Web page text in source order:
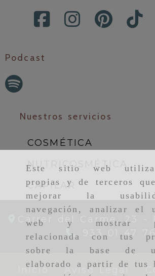
Este sitio web utiliza
propias y de terceros
mejorar la
navegación, analizar el
web y mostrar
relacionada con tus
sobre la base de
elaborado a partir de tus
Podcast
Nuestros servicios
COSMÉTICA
NUTRICOSMÉTICA
CAPILAR
Carrer del Carme, 23 -
933 01 47 76
Inicio Aviso Legal